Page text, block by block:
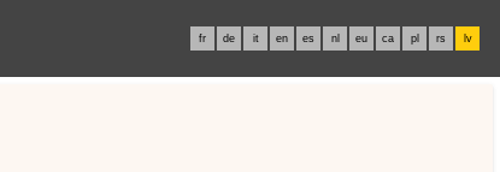
fr de it en es nl eu ca pl rs lv